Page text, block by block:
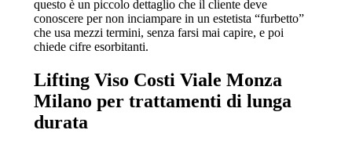
questo è un piccolo dettaglio che il cliente deve
conoscere per non inciampare in un estetista “furbetto”
che usa mezzi termini, senza farsi mai capire, e poi
chiede cifre esorbitanti.
Lifting Viso Costi Viale Monza
Milano per trattamenti di lunga
durata